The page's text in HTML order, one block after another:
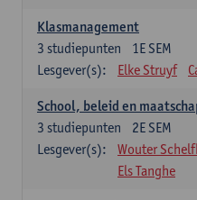
Klasmanagement
1E SEM
3 studiepunten
Lesgever(s):
Elke Struyf
School, beleid en
2E SEM
3 studiepunten
Lesgever(s):
Wouter
Els Tanghe